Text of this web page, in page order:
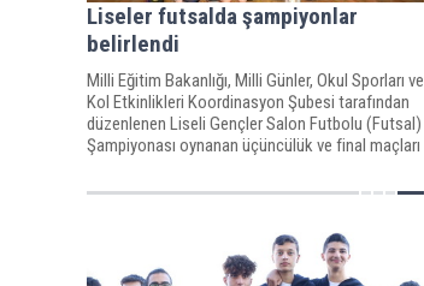
Liseler futsalda şampiyonlar
belirlendi
Milli Eğitim Bakanlığı, Milli Günler, Okul Sporları ve
Kol Etkinlikleri Koordinasyon Şubesi tarafından
düzenlenen Liseli Gençler Salon Futbolu (Futsal)
Şampiyonası oynanan üçüncülük ve final maçları